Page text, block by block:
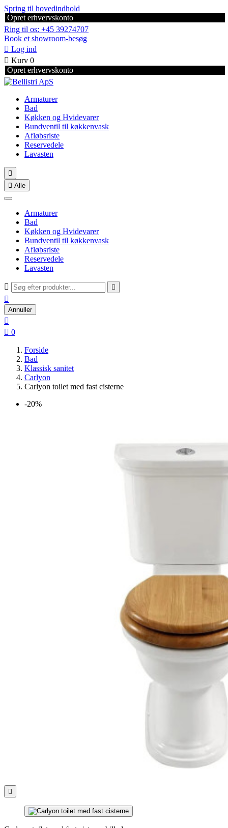
Spring til hovedindhold
Opret erhvervskonto
Ring til os: +45 39274707
Book et showroom-besøg
 Log ind
 Kurv 0
Opret erhvervskonto
Armaturer
Bad
Køkken og Hvidevarer
Bundventil til køkkenvask
Afløbsriste
Reservedele
Lavasten

 Alle
Armaturer
Bad
Køkken og Hvidevarer
Bundventil til køkkenvask
Afløbsriste
Reservedele
Lavasten
 

Annuller

 0
Forside
Bad
Klassisk sanitet
Carlyon
Carlyon toilet med fast cisterne
-20%
